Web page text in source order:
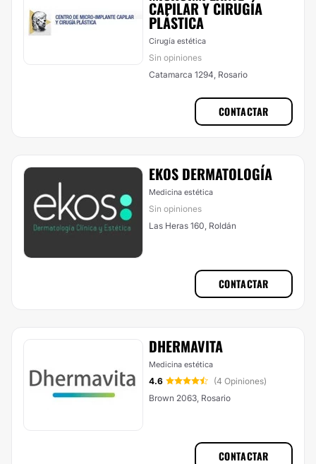
CAPILAR Y CIRUGÍA
PLÁSTICA
Cirugía estética
Sin opiniones
Catamarca 1294, Rosario
CONTACTAR
EKOS DERMATOLOGÍA
Medicina estética
Sin opiniones
Las Heras 160, Roldán
CONTACTAR
DHERMAVITA
Medicina estética
4.6
(4 Opiniones)
Brown 2063, Rosario
CONTACTAR